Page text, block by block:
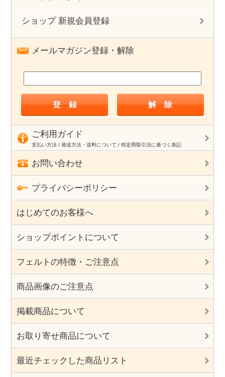
ショップ 新規会員登録
メールマガジン登録・解除
ご利用ガイド
支払い方法 / 発送方法・送料について / 特定商取引法に基づく表記
お問い合わせ
プライバシーポリシー
はじめてのお客様へ
ショップポイントについて
フェルトの特徴・ご注意点
商品画像のご注意点
掲載商品について
お取り寄せ商品について
最近チェックした商品リスト